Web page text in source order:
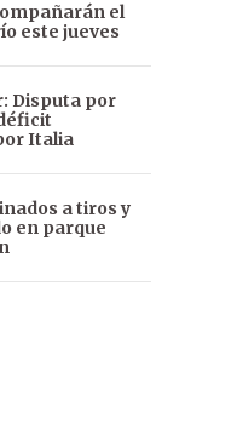
el
este jueves
Disputa por
Italia
a tiros y
en parque